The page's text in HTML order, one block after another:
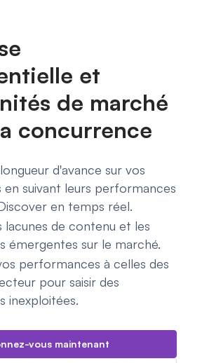
et
de marché
concurrence
d'avance sur vos
suivant leurs performances
en temps réel.
lacunes de contenu et les
émergentes sur le marché.
performances à celles des
pour saisir des
inexploitées.
vous maintenant